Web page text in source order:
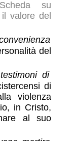
su
valore del
del
di
di
violenza
in Cristo,
al suo